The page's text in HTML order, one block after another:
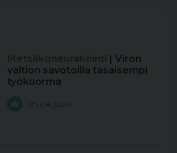
Metsäkoneurakointi
| Viron
valtion savotoilla tasaisempi
työkuorma
05.08.2026